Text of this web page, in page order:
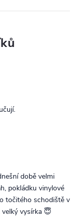
době velmi
pokládku vinylové
točitého schodiště v
vysírka 😇